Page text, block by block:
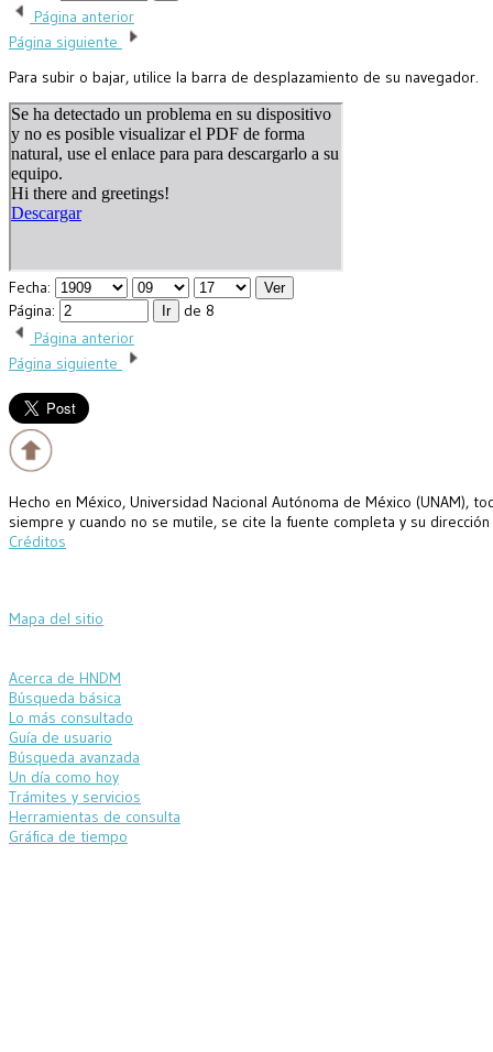
Página anterior
Página siguiente
Para subir o bajar, utilice la barra de desplazamiento de su navegador.
Fecha:
Página:
de 8
Página anterior
Página siguiente
Hecho en México, Universidad Nacional Autónoma de México
siempre y cuando no se mutile, se cite la fuente completa y su
Créditos
Mapa del sitio
Acerca de HNDM
Búsqueda básica
Lo más consultado
Guía de usuario
Búsqueda avanzada
Un día como hoy
Trámites y servicios
Herramientas de consulta
Gráfica de tiempo